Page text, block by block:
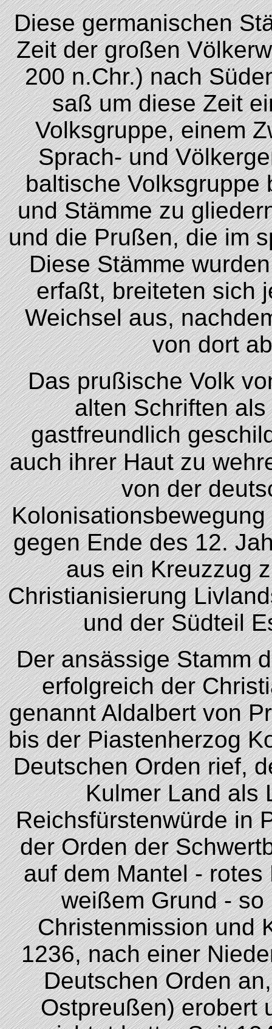
Diese germanischen
Zeit der großen
200 n.Chr.) nach
saß um diese Zeit
Volksgruppe, einem
Sprach- und
baltische Volksgruppe
und Stämme zu
und die Prußen, die im
Diese Stämme
erfaßt, breiteten sich
Weichsel aus,
von dort
Das prußische Volk
alten Schriften
gastfreundlich
auch ihrer Haut zu
von der
gegen Ende des 12.
aus ein Kreuzzug
Christianisierung
und der Südteil
Der ansässige Stamm
erfolgreich der
genannt Aldalbert von
bis der Piastenherzog
Deutschen Orden rief,
Kulmer Land als
Reichsfürstenwürde in
der Orden der
auf dem Mantel -
weißem Grund -
Christenmission und
1236, nach einer
Deutschen Orden
Ostpreußen) erobert